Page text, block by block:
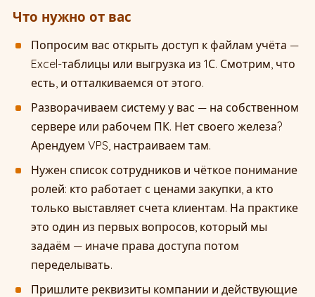
Что нужно от вас
Попросим вас открыть доступ к файлам учёта —
Excel-таблицы или выгрузка из 1С. Смотрим, что
есть, и отталкиваемся от этого.
Разворачиваем систему у вас — на собственном
сервере или рабочем ПК. Нет своего железа?
Арендуем VPS, настраиваем там.
Нужен список сотрудников и чёткое понимание
ролей: кто работает с ценами закупки, а кто
только выставляет счета клиентам. На практике
это один из первых вопросов, который мы
задаём — иначе права доступа потом
переделывать.
Пришлите реквизиты компании и действующие